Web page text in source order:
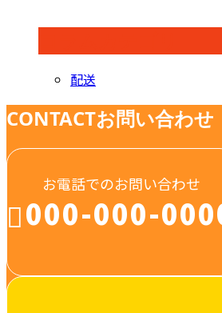
配送
CONTACTお問い合わせ
お電話でのお問い合わせ
000-000-